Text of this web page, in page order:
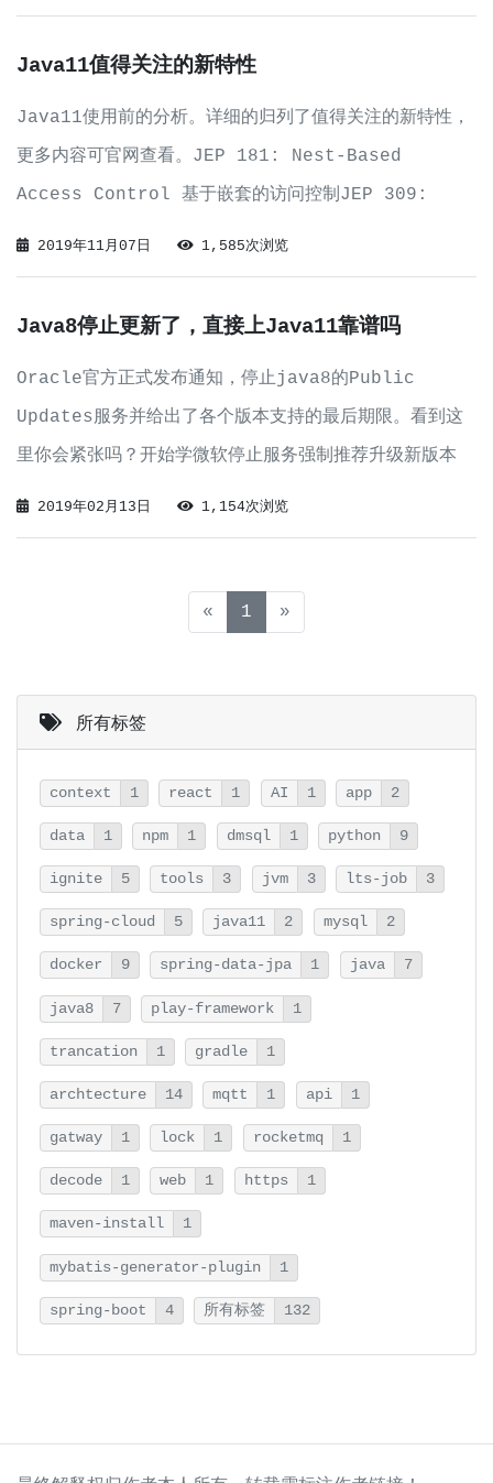
Java一直在与它保持一致兼容。Java8已
Java11值得关注的新特性
Java11使用前的分析。详细的归列了值得关注的新特性，
更多内容可官网查看。JEP 181: Nest-Based
Access Control 基于嵌套的访问控制JEP 309:
Dynamic Class-File Constants 动态类文件JEP
315: Improve Aarch64
2019年11月07日 1,585次浏览
Java8停止更新了，直接上Java11靠谱吗
Oracle官方正式发布通知，停止java8的Public
Updates服务并给出了各个版本支持的最后期限。看到这
里你会紧张吗？开始学微软停止服务强制推荐升级新版本
了。好坏咱们就不谈了，看看和Google的官司吧。毕竟还
免费让你使用着，就已经很客气了。Oracle给了个Java
2019年02月13日 1,154次浏览
« 1 (current)
»
所有标签
context 1 react 1 AI 1 app 2
data 1 npm 1 dmsql 1 python 9
ignite 5 tools 3 jvm 3 lts-job 3
spring-cloud 5 java11 2 mysql 2
docker 9 spring-data-jpa 1 java 7
java8 7 play-framework 1
trancation 1 gradle 1
archtecture 14 mqtt 1 api 1
gatway 1 lock 1 rocketmq 1
decode 1 web 1 https 1
maven-install 1
mybatis-generator-plugin 1
spring-boot 4 所有标签 132